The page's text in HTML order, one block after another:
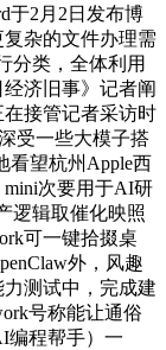
于2月2日发布博
杂的文件办理需
分类，全体利用
济旧事》记者阐
接管记者采访时
受一些大模子搭
看望杭州Apple西
次要用于AI研
逻辑取催化映照
可一键拾掇桌
外，风趣
测试中，完成建
号称能让通俗
编程帮手）一